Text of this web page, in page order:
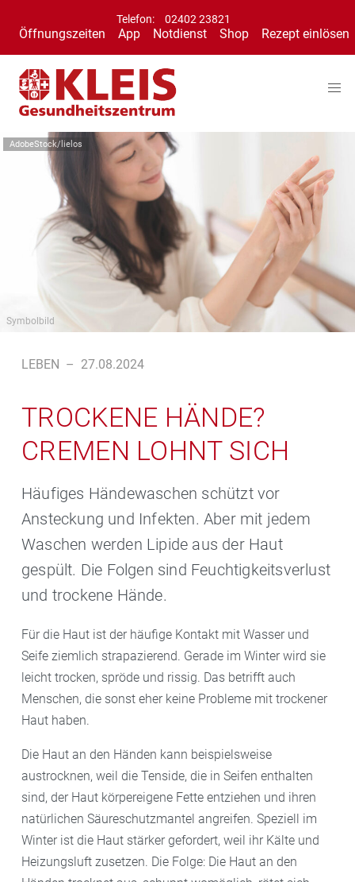
Telefon: 02402 23821
Öffnungszeiten App Notdienst Shop Rezept einlösen
AdobeStock/lielos
Symbolbild
LEBEN – 27.08.2024
TROCKENE HÄNDE?
CREMEN LOHNT SICH
Häufiges Händewaschen schützt vor
Ansteckung und Infekten. Aber mit jedem
Waschen werden Lipide aus der Haut
gespült. Die Folgen sind Feuchtigkeitsverlust
und trockene Hände.
Für die Haut ist der häufige Kontakt mit Wasser und
Seife ziemlich strapazierend. Gerade im Winter wird sie
leicht trocken, spröde und rissig. Das betrifft auch
Menschen, die sonst eher keine Probleme mit trockener
Haut haben.
Die Haut an den Händen kann beispielsweise
austrocknen, weil die Tenside, die in Seifen enthalten
sind, der Haut körpereigene Fette entziehen und ihren
natürlichen Säureschutzmantel angreifen. Speziell im
Winter ist die Haut stärker gefordert, weil ihr Kälte und
Heizungsluft zusetzen. Die Folge: Die Haut an den